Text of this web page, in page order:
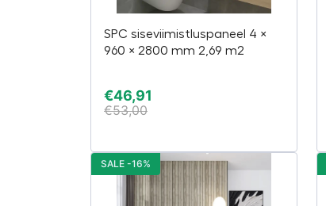
SPC siseviimistluspaneel 4 ×
960 × 2800 mm 2,69 m2
€46,91
€53,00
SALE -16%